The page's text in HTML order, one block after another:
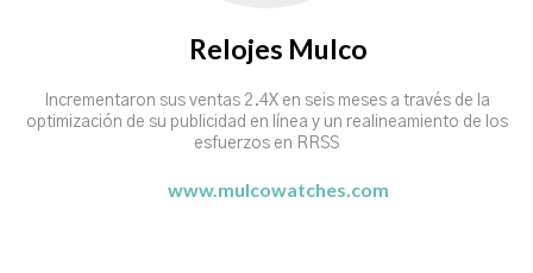
Relojes Mulco
Incrementaron sus ventas 2.4X en seis meses a través de la
optimización de su publicidad en línea y un realineamiento de los
esfuerzos en RRSS
www.mulcowatches.com